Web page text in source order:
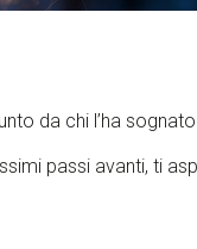
da chi l’ha
passi avanti, ti